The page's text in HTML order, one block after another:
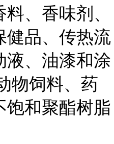
、香味剂、
健品、传热流
液、油漆和涂
物饲料、药
饱和聚酯树脂